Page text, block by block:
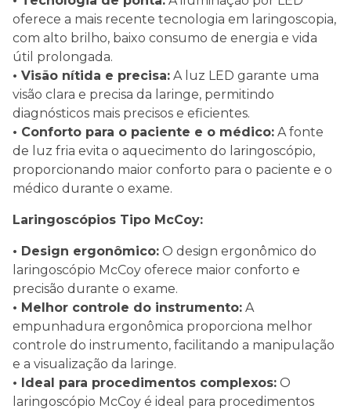
oferece a mais recente tecnologia em laringoscopia,
com alto brilho, baixo consumo de energia e vida
útil prolongada.
• Visão nítida e precisa: A luz LED garante uma
visão clara e precisa da laringe, permitindo
diagnósticos mais precisos e eficientes.
• Conforto para o paciente e o médico: A fonte
de luz fria evita o aquecimento do laringoscópio,
proporcionando maior conforto para o paciente e o
médico durante o exame.
Laringoscópios Tipo McCoy:
• Design ergonômico: O design ergonômico do
laringoscópio McCoy oferece maior conforto e
precisão durante o exame.
• Melhor controle do instrumento: A
empunhadura ergonômica proporciona melhor
controle do instrumento, facilitando a manipulação
e a visualização da laringe.
• Ideal para procedimentos complexos: O
laringoscópio McCoy é ideal para procedimentos